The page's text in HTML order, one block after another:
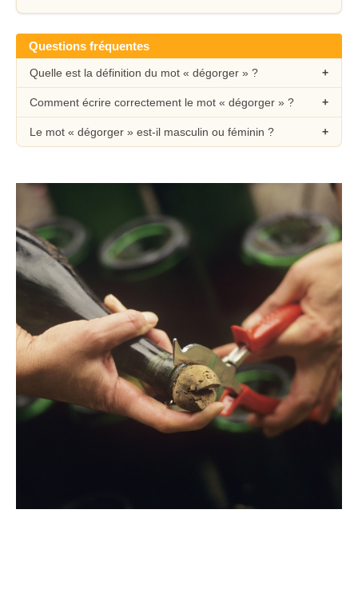
Questions fréquentes
Quelle est la définition du mot « dégorger » ?
Comment écrire correctement le mot « dégorger » ?
Le mot « dégorger » est-il masculin ou féminin ?